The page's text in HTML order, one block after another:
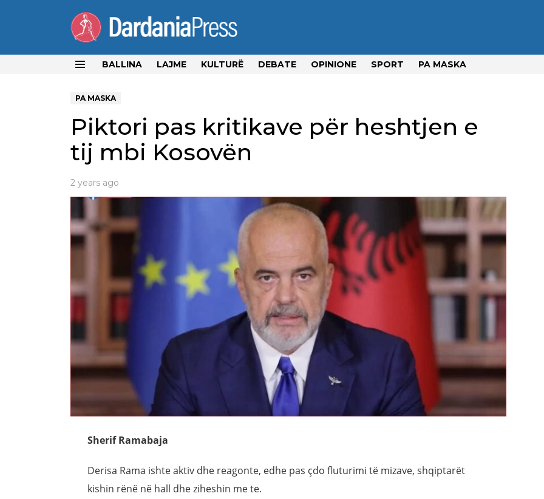
BALLINA LAJME KULTURË DEBATE OPINIONE SPORT PA MASKA
PA MASKA
Piktori pas kritikave për heshtjen e
tij mbi Kosovën
2 years ago
Sherif Ramabaja
Derisa Rama ishte aktiv dhe reagonte, edhe pas çdo fluturimi të mizave, shqiptarët
kishin rënë në hall dhe ziheshin me te.